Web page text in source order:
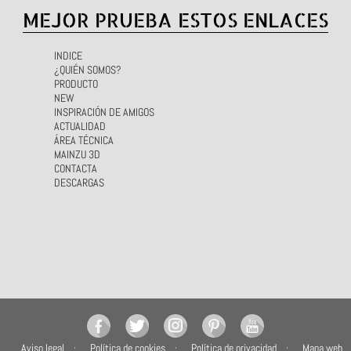
MEJOR PRUEBA ESTOS ENLACES
INDICE
¿QUIÉN SOMOS?
PRODUCTO
NEW
INSPIRACIÓN DE AMIGOS
ACTUALIDAD
ÁREA TÉCNICA
MAINZU 3D
CONTACTA
DESCARGAS
Aviso legal Política de cookies Política de privacidad Mapa web